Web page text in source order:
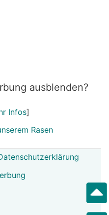
ausblenden?
Infos]
Rasen